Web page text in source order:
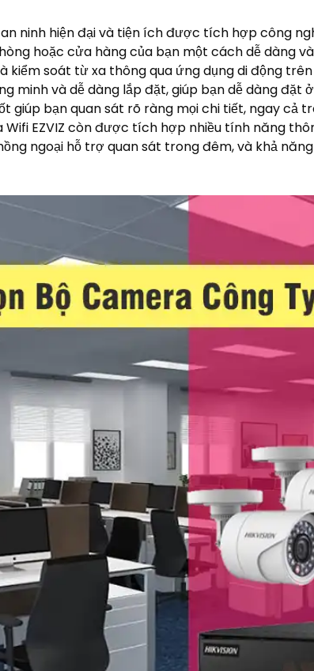
ninh hiện đại và tiện ích được tích hợp công
hoặc cửa hàng của bạn một cách dễ dàng
kiểm soát từ xa thông qua ứng dụng di động
minh và dễ dàng lắp đặt, giúp bạn dễ dàng
bạn quan sát rõ ràng mọi chi tiết, ngay cả
EZVIZ còn được tích hợp nhiều tính năng
ngoại hỗ trợ quan sát trong đêm, và khả